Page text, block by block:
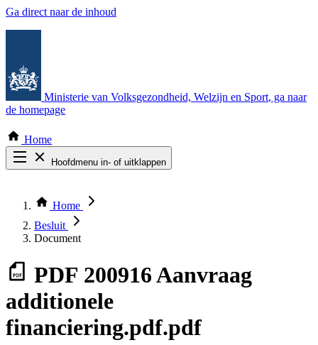
Ga direct naar de inhoud
Ministerie van Volksgezondheid, Welzijn en Sport, ga naar
de homepage
Home
Hoofdmenu in- of uitklappen
Thema COVID-19
Bekijk per bestuursorgaan
Home
Besluit
Document
PDF 200916 Aanvraag
additionele
financiering.pdf.pdf